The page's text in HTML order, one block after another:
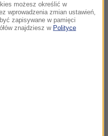
możesz określić w
wprowadzenia zmian ustawień,
zapisywane w pamięci
znajdziesz w Polityce